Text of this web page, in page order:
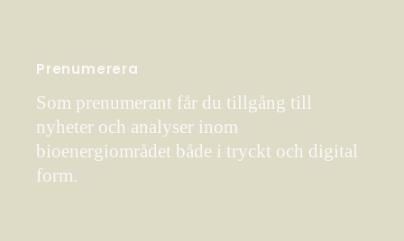
Prenumerera
Som prenumerant får du tillgång till
nyheter och analyser inom
bioenergiområdet både i tryckt och digital
form.